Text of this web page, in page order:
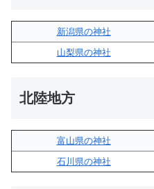
新潟県の神社
山梨県の神社
北陸地方
富山県の神社
石川県の神社